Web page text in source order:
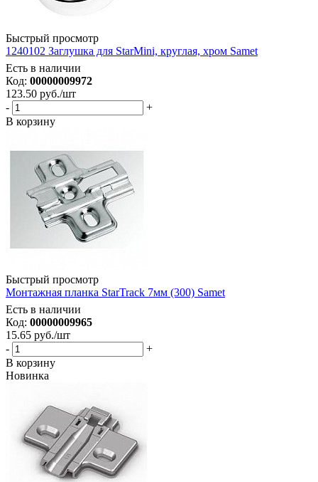
Быстрый просмотр
1240102 Заглушка для StarMini, круглая, хром Samet
Есть в наличии
Код: 00000009972
123.50 руб./шт
-
+
В корзину
Быстрый просмотр
Монтажная планка StarTrack 7мм (300) Samet
Есть в наличии
Код: 00000009965
15.65 руб./шт
-
+
В корзину
Новинка